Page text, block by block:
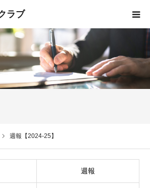
週報【2024-25】
週報